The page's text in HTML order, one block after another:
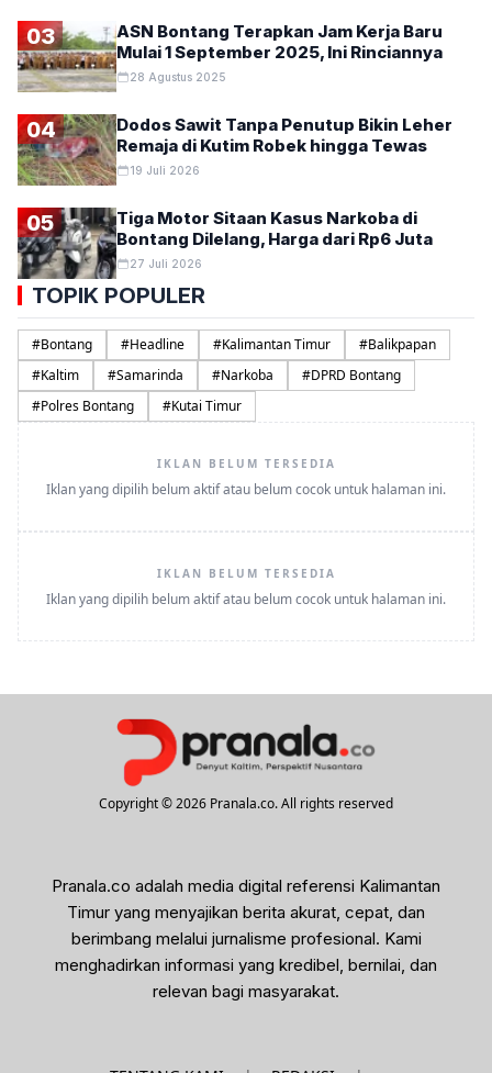
03
ASN Bontang Terapkan Jam Kerja Baru
Mulai 1 September 2025, Ini Rinciannya
28 Agustus 2025
04
Dodos Sawit Tanpa Penutup Bikin Leher
Remaja di Kutim Robek hingga Tewas
19 Juli 2026
05
Tiga Motor Sitaan Kasus Narkoba di
Bontang Dilelang, Harga dari Rp6 Juta
27 Juli 2026
TOPIK POPULER
#Bontang #Headline #Kalimantan Timur #Balikpapan
#Kaltim #Samarinda #Narkoba #DPRD Bontang
#Polres Bontang #Kutai Timur
IKLAN BELUM TERSEDIA
Iklan yang dipilih belum aktif atau belum cocok untuk halaman ini.
IKLAN BELUM TERSEDIA
Iklan yang dipilih belum aktif atau belum cocok untuk halaman ini.
Copyright © 2026 Pranala.co. All rights reserved
Pranala.co adalah media digital referensi Kalimantan
Timur yang menyajikan berita akurat, cepat, dan
berimbang melalui jurnalisme profesional. Kami
menghadirkan informasi yang kredibel, bernilai, dan
relevan bagi masyarakat.